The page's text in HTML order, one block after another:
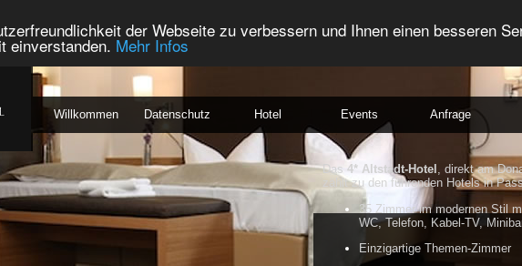
der Webseite zu verbessern und Ihnen einen besseren
einverstanden. Mehr Infos
Willkommen Datenschutz Hotel Events Anfrage
Das 4* Altstadt-Hotel , direkt am
zählt zu den führenden Hotels in
35 Zimmer im modernen Stil
WC, Telefon, Kabel-TV,
Einzigartige Themen-Zimmer